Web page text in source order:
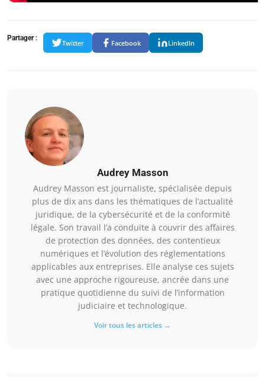
Partager :
Twitter Facebook LinkedIn
Audrey Masson
Audrey Masson est journaliste, spécialisée depuis
plus de dix ans dans les thématiques de l’actualité
juridique, de la cybersécurité et de la conformité
légale. Son travail l’a conduite à couvrir des affaires
de protection des données, des contentieux
numériques et l’évolution des réglementations
applicables aux entreprises. Elle analyse ces sujets
avec une approche rigoureuse, ancrée dans une
pratique quotidienne du suivi de l’information
judiciaire et technologique.
Voir tous les articles →